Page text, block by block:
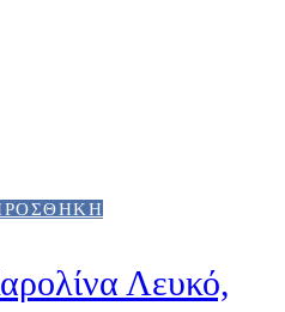
Λευκό,